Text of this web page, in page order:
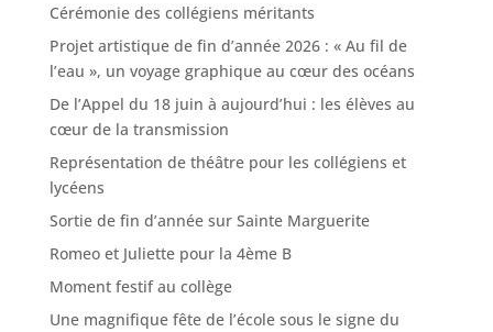
Cérémonie des collégiens méritants
Projet artistique de fin d’année 2026 : « Au fil de
l’eau », un voyage graphique au cœur des océans
De l’Appel du 18 juin à aujourd’hui : les élèves au
cœur de la transmission
Représentation de théâtre pour les collégiens et
lycéens
Sortie de fin d’année sur Sainte Marguerite
Romeo et Juliette pour la 4ème B
Moment festif au collège
Une magnifique fête de l’école sous le signe du